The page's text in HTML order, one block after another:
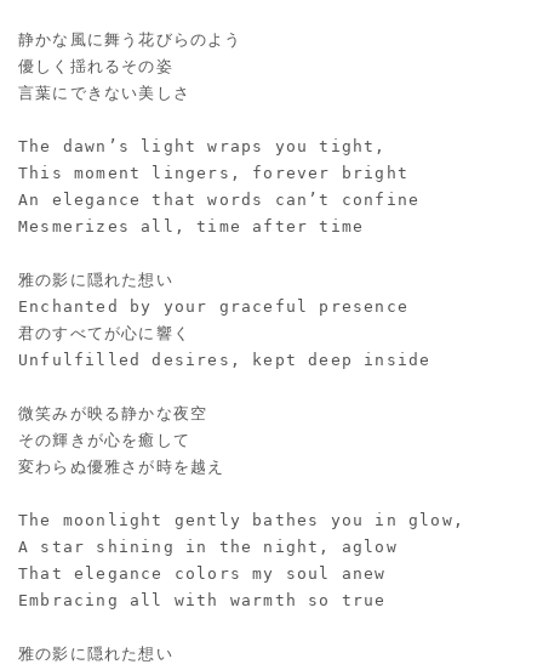
静かな風に舞う花びらのよう
優しく揺れるその姿
言葉にできない美しさ
The dawn’s light wraps you tight,
This moment lingers, forever bright
An elegance that words can’t confine
Mesmerizes all, time after time
雅の影に隠れた想い
Enchanted by your graceful presence
君のすべてが心に響く
Unfulfilled desires, kept deep inside
微笑みが映る静かな夜空
その輝きが心を癒して
変わらぬ優雅さが時を越え
The moonlight gently bathes you in glow,
A star shining in the night, aglow
That elegance colors my soul anew
Embracing all with warmth so true
雅の影に隠れた想い